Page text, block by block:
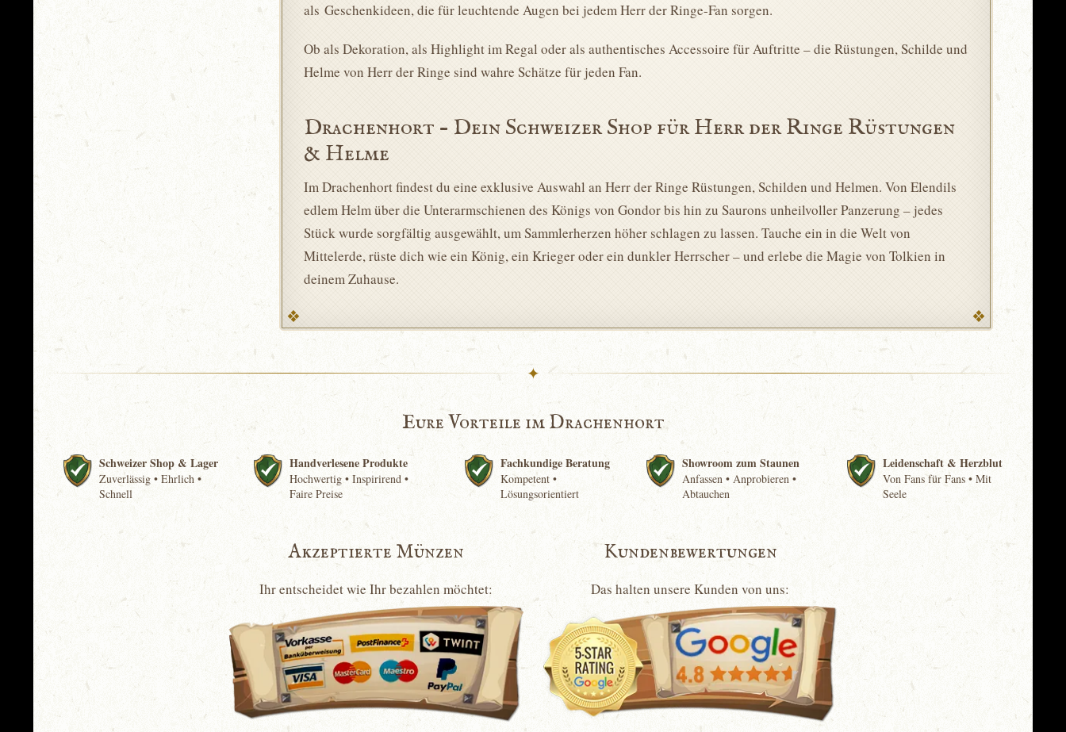
als Geschenkideen, die für leuchtende Augen bei jedem Herr der Ringe-Fan sorgen.
Ob als Dekoration, als Highlight im Regal oder als authentisches Accessoire für Auftritte – die Rüstungen, Schilde und
Helme von Herr der Ringe sind wahre Schätze für jeden Fan.
Drachenhort – Dein Schweizer Shop für Herr der Ringe Rüstungen
& Helme
Im Drachenhort findest du eine exklusive Auswahl an Herr der Ringe Rüstungen, Schilden und Helmen. Von Elendils
edlem Helm über die Unterarmschienen des Königs von Gondor bis hin zu Saurons unheilvoller Panzerung – jedes
Stück wurde sorgfältig ausgewählt, um Sammlerherzen höher schlagen zu lassen. Tauche ein in die Welt von
Mittelerde, rüste dich wie ein König, ein Krieger oder ein dunkler Herrscher – und erlebe die Magie von Tolkien in
deinem Zuhause.
✦
Eure Vorteile im Drachenhort
Schweizer Shop & Lager
Zuverlässig • Ehrlich •
Schnell
Handverlesene Produkte
Hochwertig • Inspirirend •
Faire Preise
Fachkundige Beratung
Kompetent •
Lösungsorientiert
Showroom zum Staunen
Anfassen • Anprobieren •
Abtauchen
Leidenschaft & Herzblut
Von Fans für Fans • Mit
Seele
Akzeptierte Münzen
Ihr entscheidet wie Ihr bezahlen möchtet:
Kundenbewertungen
Das halten unsere Kunden von uns: